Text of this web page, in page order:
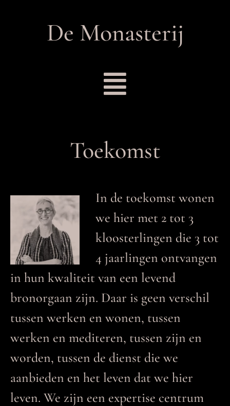
De Monasterij
Toekomst
In de toekomst wonen
we hier met 2 tot 3
kloosterlingen die 3 tot
4 jaarlingen ontvangen
in hun kwaliteit van een levend
bronorgaan zijn. Daar is geen verschil
tussen werken en wonen, tussen
werken en mediteren, tussen zijn en
worden, tussen de dienst die we
aanbieden en het leven dat we hier
leven. We zijn een expertise centrum